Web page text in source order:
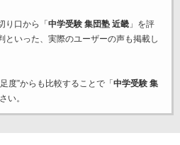
り口から「 中学受験 集団塾 近畿」を評
といった、実際のユーザーの声も掲載し
度”からも比較することで「 中学受験 集
い。